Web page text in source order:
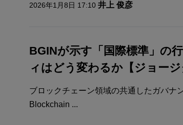
2026年1月8日 17:10 井上 俊彦
BGINが示す「国際標準」の
ィはどう変わるか【ジョー
ブロックチェーン領域の共通したガバナ
Blockchain ...